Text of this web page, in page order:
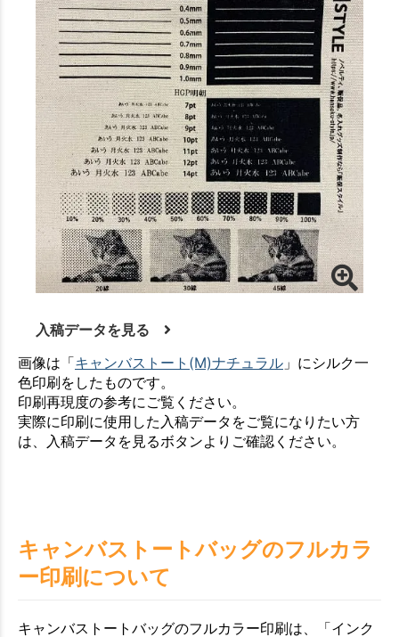
入稿データを見る
画像は「キャンバストート(M)ナチュラル 」にシルク一
色印刷をしたものです。
印刷再現度の参考にご覧ください。
実際に印刷に使用した入稿データをご覧になりたい方
は、入稿データを見るボタンよりご確認ください。
キャンバストートバッグのフルカラ
ー印刷について
キャンバストートバッグのフルカラー印刷は、「インク